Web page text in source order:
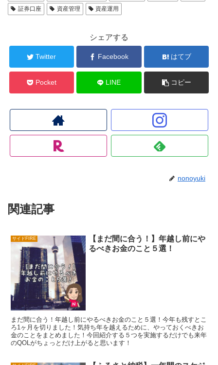
証券口座 資産管理 資産運用
シェアする
Twitter Facebook はてブ
Pocket LINE コピー
nonoyuki
関連記事
サイドFIRE
【まだ間に合う！】年越し前にや
るべきお金のこと５選！
まだ間に合う！年越し前にやるべきお金のこと５選！今年も残すとこ
ろ1ヶ月を切りました！気持ち年を越えるために、やっておくべきお
金のことをまとめました！今回紹介する５つを実施するだけでも来年
のQOLがちょっとだけ上がると思います！